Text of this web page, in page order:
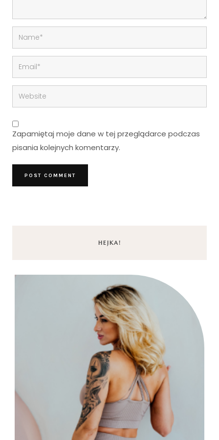
Zapamiętaj moje dane w tej przeglądarce podczas
pisania kolejnych komentarzy.
HEJKA!